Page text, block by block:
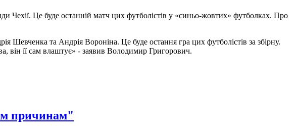
Чехії. Це буде останній матч цих футболістів у «синьо-жовтих» футболках. Про
Шевченка та Андрія Вороніна. Це буде остання гра цих футболістів за збірну.
її сам влаштує» - заявив Володимир Григорович.
причинам"